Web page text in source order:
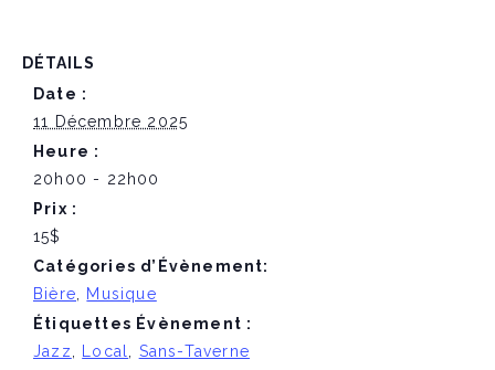
DÉTAILS
Date :
11 Décembre 2025
Heure :
20h00 - 22h00
Prix :
15$
Catégories d’Évènement:
Bière
Musique
Étiquettes Évènement :
Jazz
Local
Sans-Taverne